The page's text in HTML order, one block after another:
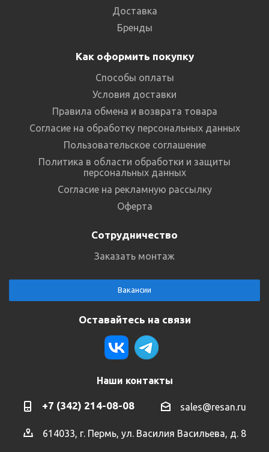
Доставка
Бренды
Как оформить покупку
Способы оплаты
Условия доставки
Правила обмена и возврата товара
Согласие на обработку персональных данных
Пользовательское соглашение
Политика в области обработки и защиты
персональных данных
Согласие на рекламную рассылку
Оферта
Сотрудничество
Заказать монтаж
Вакансии
Оставайтесь на связи
Наши контакты
+7 (342) 214-08-08 sales@resan.ru
614033, г. Пермь, ул. Василия Васильева, д. 8